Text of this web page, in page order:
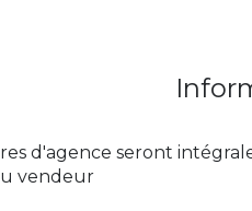
d'agence seront
vendeur